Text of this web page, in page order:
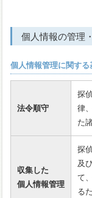
個人情報の管理
個人情報管理に関する
法令順守
探
律
た
収集した
個人情報管理
探
及
て
る